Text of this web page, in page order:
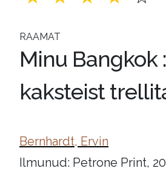
RAAMAT
Minu Bangkok :
kaksteist
Bernhardt, Ervin
Ilmunud: Petrone Print,